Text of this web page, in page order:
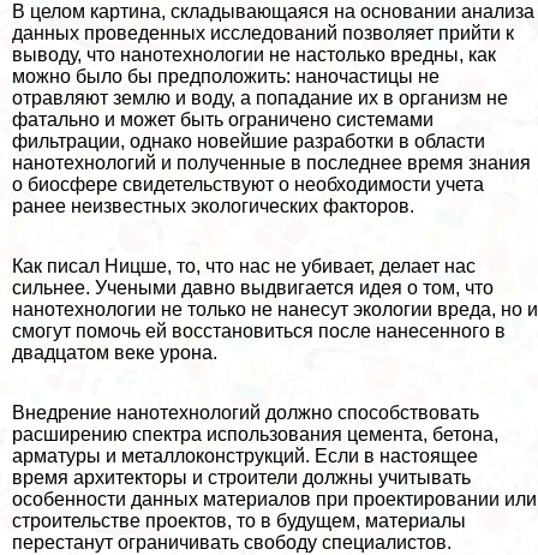
В целом картина, складывающаяся на основании анализа
данных проведенных исследований позволяет прийти к
выводу, что нанотехнологии не настолько вредны, как
можно было бы предположить: наночастицы не
отравляют землю и воду, а попадание их в организм не
фатально и может быть ограничено системами
фильтрации, однако новейшие разработки в области
нанотехнологий и полученные в последнее время знания
о биосфере свидетельствуют о необходимости учета
ранее неизвестных экологических факторов.
Как писал Ницше, то, что нас не убивает, делает нас
сильнее. Учеными давно выдвигается идея о том, что
нанотехнологии не только не нанесут экологии вреда, но и
смогут помочь ей восстановиться после нанесенного в
двадцатом веке урона.
Внедрение нанотехнологий должно способствовать
расширению спектра использования цемента, бетона,
арматуры и металлоконструкций. Если в настоящее
время архитекторы и строители должны учитывать
особенности данных материалов при проектировании или
строительстве проектов, то в будущем, материалы
перестанут ограничивать свободу специалистов.